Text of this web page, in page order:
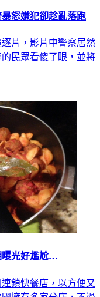
怒嫌犯卻趁亂落跑
片，影片中警察居然
民眾看傻了眼，並將
光好尷尬…
鎖快餐店，以方便又